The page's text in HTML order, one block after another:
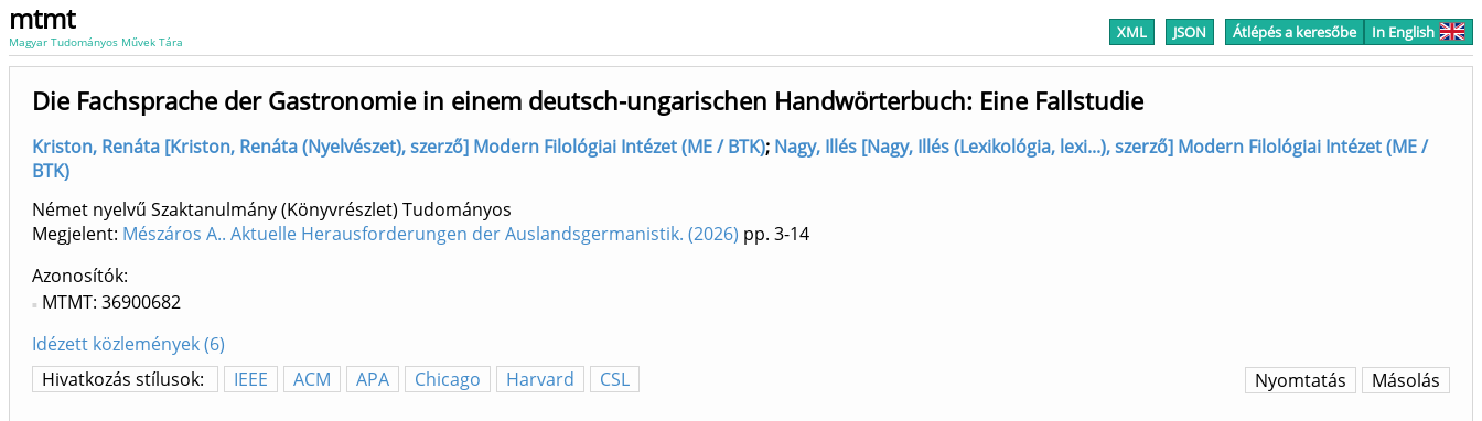
mtmt
Magyar Tudományos Művek Tára XML JSON Átlépés a keresőbe In English
Die Fachsprache der Gastronomie in einem deutsch-ungarischen Handwörterbuch: Eine Fallstudie
Kriston, Renáta [Kriston, Renáta (Nyelvészet), szerző] Modern Filológiai Intézet (ME / BTK); Nagy, Illés [Nagy, Illés (Lexikológia, lexi...), szerző] Modern Filológiai Intézet (ME /
BTK)
Német nyelvű Szaktanulmány (Könyvrészlet) Tudományos
Megjelent: Mészáros A.. Aktuelle Herausforderungen der Auslandsgermanistik. (2026) pp. 3-14
Azonosítók
MTMT: 36900682
Idézett közlemények (6)
Hivatkozás stílusok:
IEEE ACM APA Chicago Harvard CSL Másolás
Nyomtatás